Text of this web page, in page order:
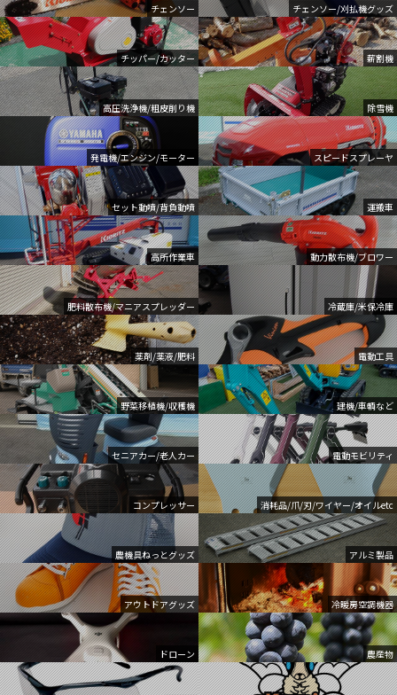
チェンソー チェンソー/刈払機グッズ
チッパー/カッター 薪割機
高圧洗浄機/粗皮削り機 除雪機
発電機/エンジン/モーター スピードスプレーヤ
セット動噴/背負動噴 運搬車
高所作業車 動力散布機/ブロワー
肥料散布機/マニアスプレッダー 冷蔵庫/米保冷庫
薬剤/薬液/肥料 電動工具
野菜移植機/収穫機 建機/車輌など
セニアカー/老人カー 電動モビリティ
コンプレッサー 消耗品/爪/刃/ワイヤー/オイルetc
農機具ねっとグッズ アルミ製品
アウトドアグッズ 冷暖房空調機器
ドローン 農産物